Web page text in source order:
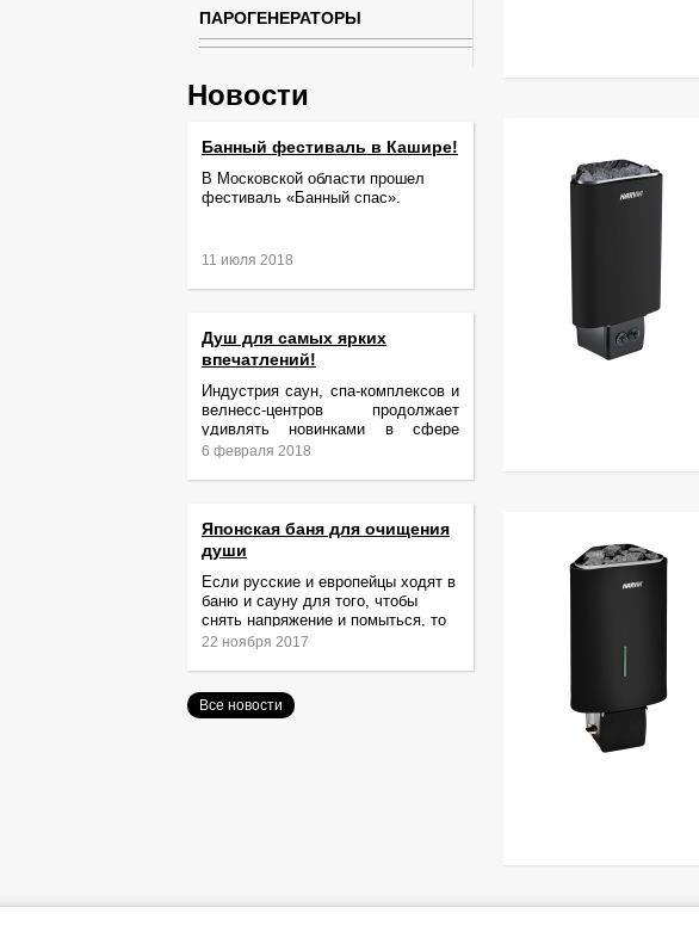
ПАРОГЕНЕРАТОРЫ
Новости
Банный фестиваль в Кашире!
В Московской области прошел
фестиваль «Банный спас».
11 июля 2018
Душ для самых ярких
впечатлений!
Индустрия саун, спа-комплексов и
велнесс-центров продолжает
удивлять новинками в сфере
релаксации и ухода за телом.
6 февраля 2018
Японская баня для очищения
души
Если русские и европейцы ходят в
баню и сауну для того, чтобы
снять напряжение и помыться, то
жители Японии идут туда за
22 ноября 2017
Все новости